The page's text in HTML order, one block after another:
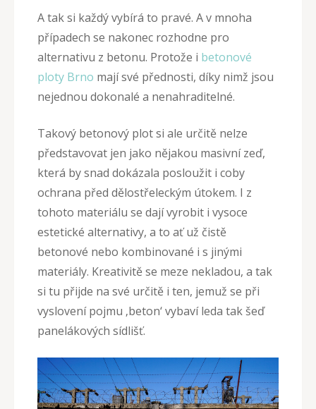
A tak si každý vybírá to pravé. A v mnoha
případech se nakonec rozhodne pro
alternativu z betonu. Protože i betonové
ploty Brno mají své přednosti, díky nimž jsou
nejednou dokonalé a nenahraditelné.
Takový betonový plot si ale určitě nelze
představovat jen jako nějakou masivní zeď,
která by snad dokázala posloužit i coby
ochrana před dělostřeleckým útokem. I z
tohoto materiálu se dají vyrobit i vysoce
estetické alternativy, a to ať už čistě
betonové nebo kombinované i s jinými
materiály. Kreativitě se meze nekladou, a tak
si tu přijde na své určitě i ten, jemuž se při
vyslovení pojmu ‚beton‘ vybaví leda tak šeď
panelákových sídlišť.